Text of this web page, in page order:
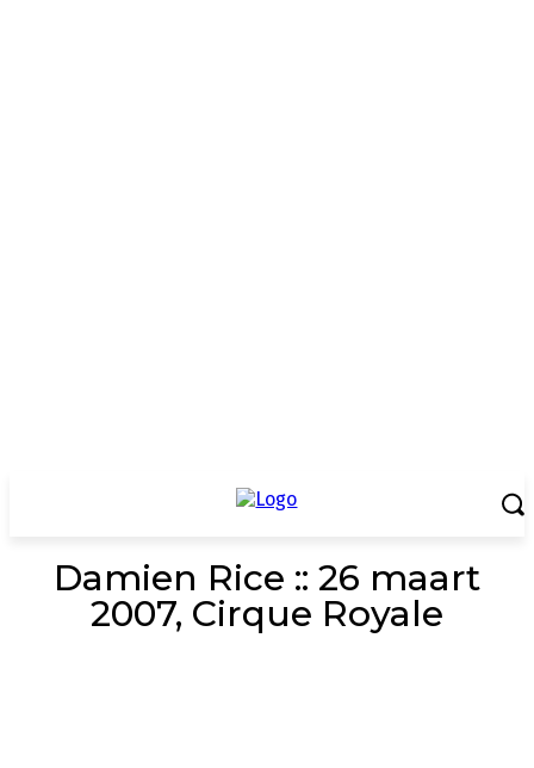
Damien Rice :: 26 maart
2007, Cirque Royale